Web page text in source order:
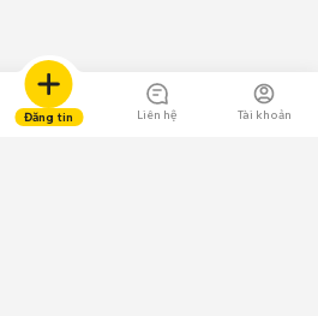
Đăng tin Liên hệ Tài khoản